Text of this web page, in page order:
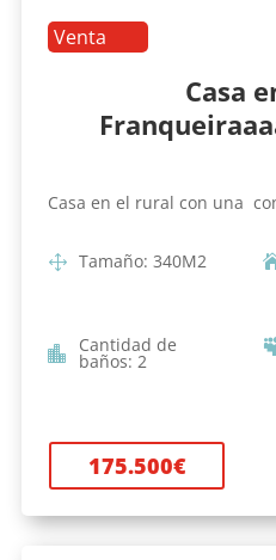
Venta
Casa
Casa en el rural con una
Tamaño: 340M2
Cantidad de
baños: 2
175.500€